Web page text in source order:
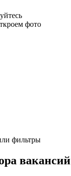
фото
фильтры
вакансий